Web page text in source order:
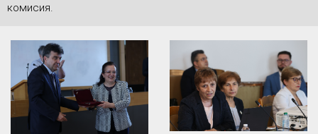
комисия.